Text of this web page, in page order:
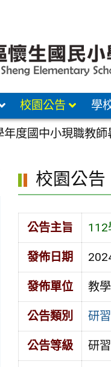
校園公告 學
年度國中小現職教
校園公告
公告主旨 112
發佈日期
發佈單位 教
公告類別 研
公告等級 研習